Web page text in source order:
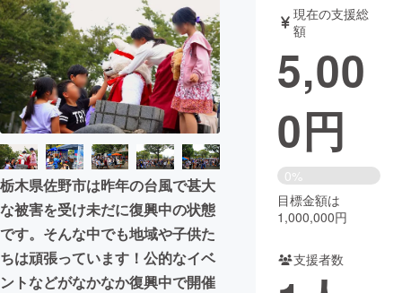
アート・写真 音楽
テクノロジー・ガジェット ゲーム・サ
映像・映画 書籍・雑誌
ビジネス・起業 チャレンジ
まちづくり・地域活性化
CAMPFIRE for Social Good
CAMPFIRE Creation
CAMPFIREふるさと納税machi-ya コミュニティ
栃木県佐野市は昨年の台風で甚大
な被害を受け未だに復興中の状態
です。そんな中でも地域や子供た
ちは頑張っています！公的なイベ
ントなどがなかなか復興中で開催
現在の支援総
額
5,00
0円
0%
目標金額は
1,000,000円
支援者数